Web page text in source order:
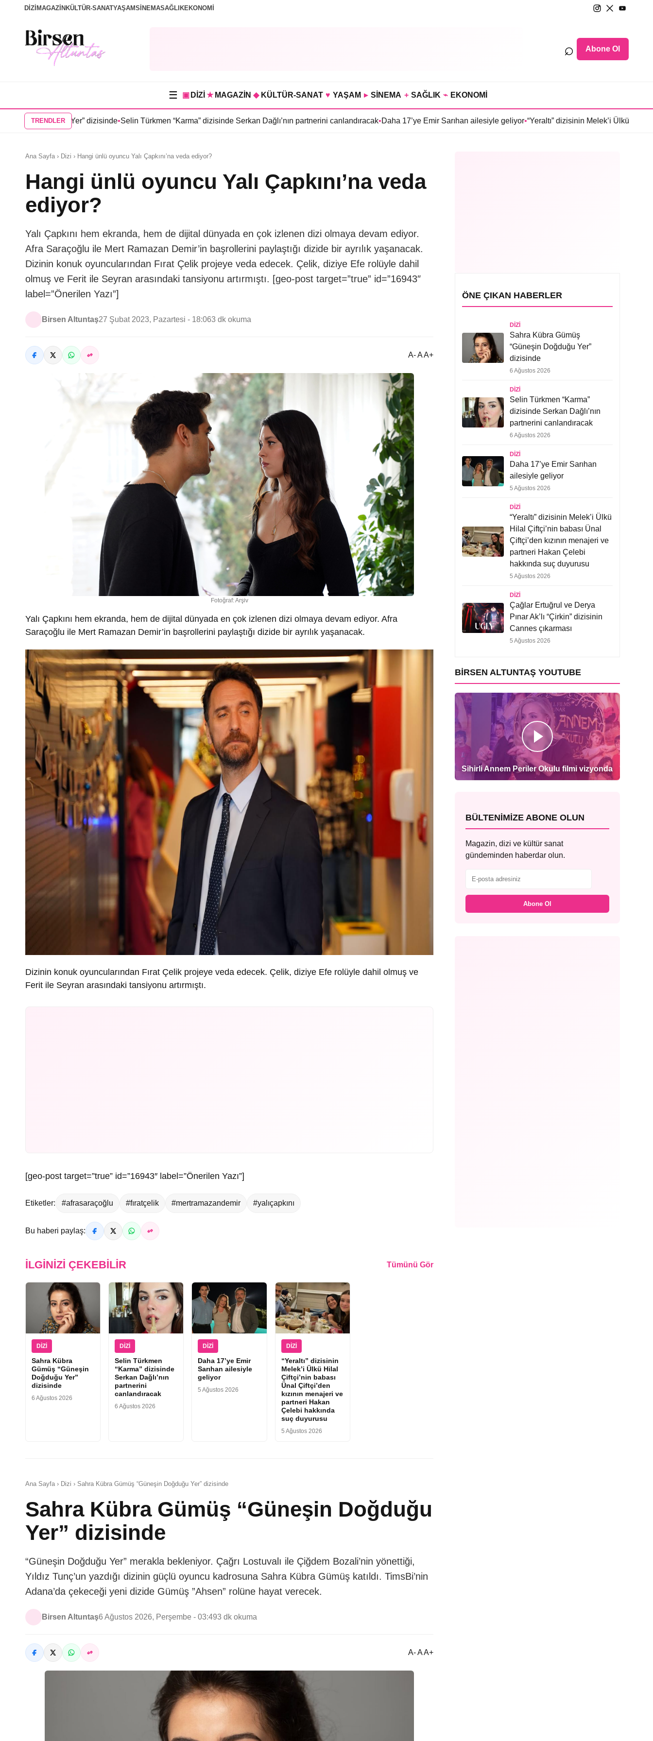
DİZİ MAGAZİN KÜLTÜR-SANATYAŞAMSİNEMASAĞLIKEKONOMİ
⌕ Abone Ol
☰ ▣ DİZİ ★ MAGAZİN ◆ KÜLTÜR-SANAT ♥ YAŞAM ▸ SİNEMA + SAĞLIK ⌁ EKONOMİ
TRENDLER
Yer” dizisinde•Selin Türkmen “Karma” dizisinde Serkan Dağlı’nın partnerini canlandıracak•Daha 17’ye Emir Sarıhan ailesiyle geliyor•“Yeraltı” dizisinin Melek’i Ülkü Hilal Çiftçi’nin
Ana Sayfa › Dizi › Hangi ünlü oyuncu Yalı Çapkını’na veda ediyor?
Hangi ünlü oyuncu Yalı Çapkını’na veda
ediyor?
Yalı Çapkını hem ekranda, hem de dijital dünyada en çok izlenen dizi olmaya devam ediyor.
Afra Saraçoğlu ile Mert Ramazan Demir’in başrollerini paylaştığı dizide bir ayrılık yaşanacak.
Dizinin konuk oyuncularından Fırat Çelik projeye veda edecek. Çelik, diziye Efe rolüyle dahil
olmuş ve Ferit ile Seyran arasındaki tansiyonu artırmıştı. [geo-post target=”true” id=”16943″
label=”Önerilen Yazı”]
Birsen Altuntaş27 Şubat 2023, Pazartesi - 18:063 dk okuma
A- A A+
Fotoğraf: Arşiv
Yalı Çapkını hem ekranda, hem de dijital dünyada en çok izlenen dizi olmaya devam ediyor. Afra
Saraçoğlu ile Mert Ramazan Demir’in başrollerini paylaştığı dizide bir ayrılık yaşanacak.
Dizinin konuk oyuncularından Fırat Çelik projeye veda edecek. Çelik, diziye Efe rolüyle dahil olmuş ve
Ferit ile Seyran arasındaki tansiyonu artırmıştı.
[geo-post target=”true” id=”16943″ label=”Önerilen Yazı”]
Etiketler: #afrasaraçoğlu #fıratçelik #mertramazandemir #yalıçapkını
Bu haberi paylaş:
İLGINIZI ÇEKEBILIR Tümünü Gör
DIZI
Sahra Kübra
Gümüş “Güneşin
Doğduğu Yer”
dizisinde
6 Ağustos 2026
DIZI
Selin Türkmen
“Karma” dizisinde
Serkan Dağlı’nın
partnerini
canlandıracak
6 Ağustos 2026
DIZI
Daha 17’ye Emir
Sarıhan ailesiyle
geliyor
5 Ağustos 2026
DIZI
“Yeraltı” dizisinin
Melek’i Ülkü Hilal
Çiftçi’nin babası
Ünal Çiftçi’den
kızının menajeri ve
partneri Hakan
Çelebi hakkında
suç duyurusu
5 Ağustos 2026
Ana Sayfa › Dizi › Sahra Kübra Gümüş “Güneşin Doğduğu Yer” dizisinde
Sahra Kübra Gümüş “Güneşin Doğduğu
Yer” dizisinde
“Güneşin Doğduğu Yer” merakla bekleniyor. Çağrı Lostuvalı ile Çiğdem Bozali’nin yönettiği,
Yıldız Tunç’un yazdığı dizinin güçlü oyuncu kadrosuna Sahra Kübra Gümüş katıldı. TimsBi’nin
Adana’da çekeceği yeni dizide Gümüş ”Ahsen” rolüne hayat verecek.
Birsen Altuntaş6 Ağustos 2026, Perşembe - 03:493 dk okuma
A- A A+
ÖNE ÇIKAN HABERLER
DIZI
Sahra Kübra Gümüş
“Güneşin Doğduğu Yer”
dizisinde
6 Ağustos 2026
DIZI
Selin Türkmen “Karma”
dizisinde Serkan Dağlı’nın
partnerini canlandıracak
6 Ağustos 2026
DIZI
Daha 17’ye Emir Sarıhan
ailesiyle geliyor
5 Ağustos 2026
DIZI
“Yeraltı” dizisinin Melek’i Ülkü
Hilal Çiftçi’nin babası Ünal
Çiftçi’den kızının menajeri ve
partneri Hakan Çelebi
hakkında suç duyurusu
5 Ağustos 2026
DIZI
Çağlar Ertuğrul ve Derya
Pınar Ak’lı “Çirkin” dizisinin
Cannes çıkarması
5 Ağustos 2026
BIRSEN ALTUNTAŞ YOUTUBE
Sihirli Annem Periler Okulu filmi vizyonda
BÜLTENIMIZE ABONE OLUN
Magazin, dizi ve kültür sanat
gündeminden haberdar olun.
Abone Ol